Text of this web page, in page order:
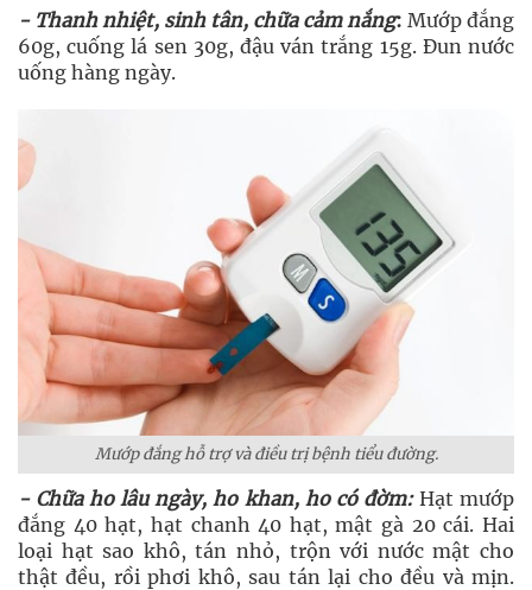
- Thanh nhiệt, sinh tân, chữa cảm nắng: Mướp đắng
60g, cuống lá sen 30g, đậu ván trắng 15g. Đun nước
uống hàng ngày.
Mướp đắng hỗ trợ và điều trị bệnh tiểu đường.
- Chữa ho lâu ngày, ho khan, ho có đờm: Hạt mướp
đắng 40 hạt, hạt chanh 40 hạt, mật gà 20 cái. Hai
loại hạt sao khô, tán nhỏ, trộn với nước mật cho
thật đều, rồi phơi khô, sau tán lại cho đều và mịn.